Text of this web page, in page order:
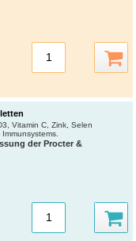
Vitamin C, Zink, Selen
der Procter &